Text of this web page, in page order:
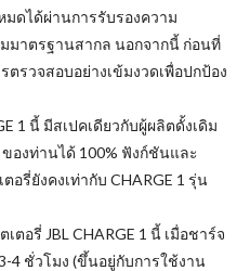
มดได้ผ่านการรับรองความ
มาตรฐานสากล นอกจากนี้ ก่อนที่
รวจสอบอย่างเข้มงวดเพื่อปกป้อง
1 นี้ มีสเปคเดียวกับผู้ผลิตดั้งเดิม
องท่านได้ 100% ฟังก์ชันและ
รี่ยังคงเท่ากับ CHARGE 1 รุ่น
อรี่ JBL CHARGE 1 นี้ เมื่อชาร์จ
4 ชั่วโมง (ขึ้นอยู่กับการใช้งาน